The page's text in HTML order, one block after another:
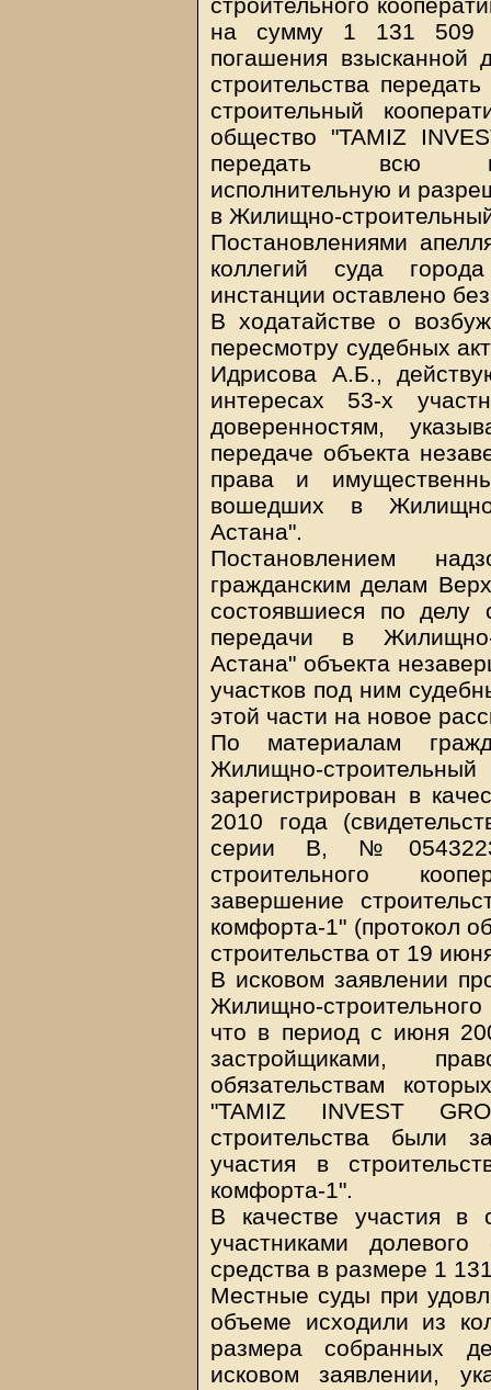
на сумму 1 131 509
погашения
строительства
строительный
общество "TAMIZ
передать всю
исполнительную и
в Жилищно-
Постановлениями
коллегий суда
инстанции оставлено
В ходатайстве о
пересмотру судебных
Идрисова А.Б.,
интересах 53-х
доверенностям,
передаче объекта
права и
вошедших в Жилищно-
Астана".
Постановлением
гражданским делам
состоявшиеся по
передачи в Жилищно-
Астана" объекта
участков под ним
этой части на новое
По материалам
Жилищно-
зарегистрирован в
2010 года
серии В,
строительного
завершение
комфорта-1" (протокол
строительства от 19
В исковом заявлении
Жилищно-
что в период с июня
застройщиками,
обязательствам
"TAMIZ INVEST
строительства были
участия в
комфорта-1".
В качестве участия в
участниками
средства в размере 1
Местные суды при
объеме исходили из
размера собранных
исковом заявлении,